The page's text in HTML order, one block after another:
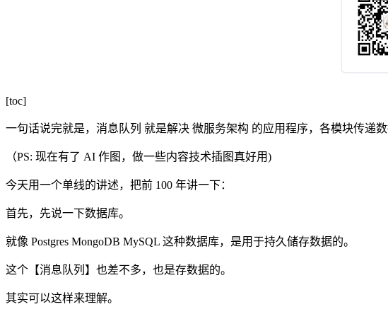
[toc]
一句话说完就是，消息队列 就是解决 微服务架构 的应用程序，各模块传递数
（PS: 现在有了 AI 作图，做一些内容技术插图真好用)
今天用一个单线的讲述，把前 100 年讲一下：
首先，先说一下数据库。
就像 Postgres MongoDB MySQL 这种数据库，是用于持久储存数据的。
这个【消息队列】也差不多，也是存数据的。
其实可以这样来理解。